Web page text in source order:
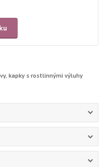
kapky s rostlinnými výluhy